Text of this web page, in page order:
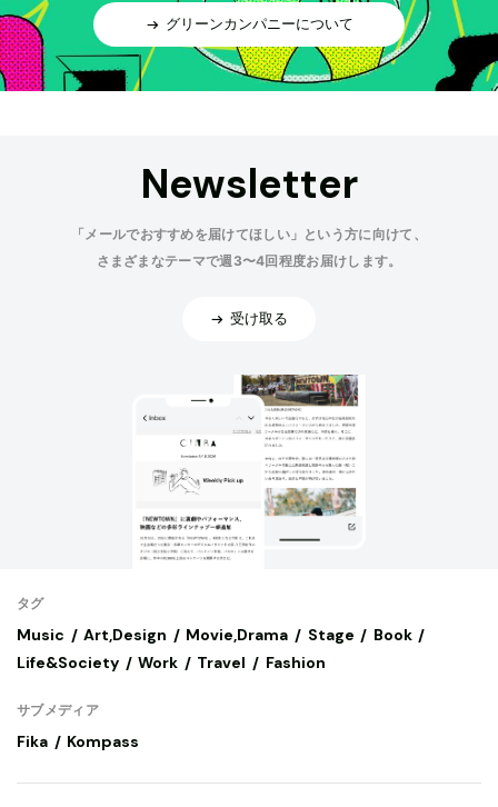
グリーンカンパニーについて
Newsletter
「メールでおすすめを届けてほしい」という方に向けて、
さまざまなテーマで週3〜4回程度お届けします。
受け取る
タグ
Music Art,Design Movie,Drama Stage
Book
Life&Society
Work Travel Fashion
サブメディア
Fika Kompass